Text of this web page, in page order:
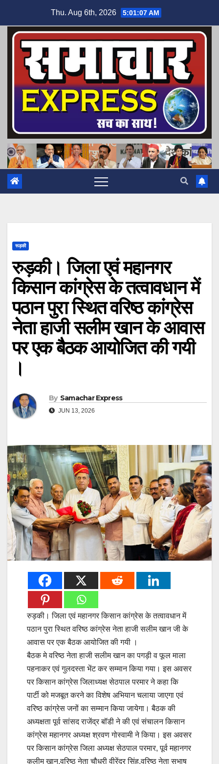
content
Thu. Aug 6th, 2026 5:01:08 AM
रूड़की
रुड़की। जिला एवं महानगर
किसान कांग्रेस के तत्वावधान में
पठान पुरा स्थित वरिष्ठ कांग्रेस
नेता हाजी सलीम खान के आवास
पर एक बैठक आयोजित की गयी
।
By Samachar Express
JUN 13, 2026
रुड़की। जिला एवं महानगर किसान कांग्रेस के तत्वावधान में
पठान पुरा स्थित वरिष्ठ कांग्रेस नेता हाजी सलीम खान जी के
आवास पर एक बैठक आयोजित की गयी ।
बैठक मे वरिष्ठ नेता हाजी सलीम खान का पगड़ी व फूल माला
पहनाकर एवं गुलदस्ता भेंट कर सम्मान किया गया। इस अवसर
पर किसान कांग्रेस जिलाध्यक्ष सेठपाल परमार ने कहा कि
पार्टी को मजबूत करने का विशेष अभियान चलाया जाएगा एवं
वरिष्ठ कांग्रेस जनों का सम्मान किया जायेगा। बैठक की
अध्यक्षता पूर्व सांसद राजेंद्र बॉडी ने की एवं संचालन किसान
कांग्रेस महानगर अध्यक्ष श्रवण गोस्वामी ने किया। इस अवसर
पर किसान कांग्रेस जिला अध्यक्ष सेठपाल परमार, पूर्व महानगर
कलीम खान,वरिष्ठ नेता चौधरी वीरेंद्र सिंह,वरिष्ठ नेता सुभाष